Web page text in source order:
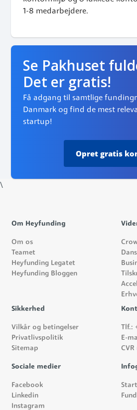
1-8 medarbejdere.
Se Pakhuset
Det er gratis!
Få adgang til samtlige
Danmark og find de mest
startup!
Opretgratis
\
Om Heyfunding
Om os
Teamet
Heyfunding Legatet
Heyfunding Bloggen
Sikkerhed
Vilkår og betingelser
Privatlivspolitik
Sitemap
Tlf.:
E-
Sociale medier
Facebook
Linkedin
Instagram